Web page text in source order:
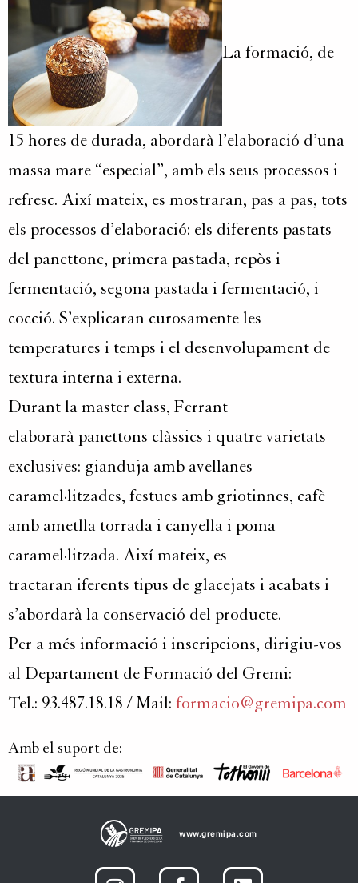
La formació, de
15 hores de durada, abordarà l’elaboració d’una
massa mare “especial”, amb els seus processos i
refresc. Així mateix, es mostraran, pas a pas, tots
els processos d’elaboració: els diferents pastats
del panettone, primera pastada, repòs i
fermentació, segona pastada i fermentació, i
cocció. S’explicaran curosamente les
temperatures i temps i el desenvolupament de
textura interna i externa.
Durant la master class, Ferrant
elaborarà panettons clàssics i quatre varietats
exclusives: gianduja amb avellanes
caramel·litzades, festucs amb griotinnes, cafè
amb ametlla torrada i canyella i poma
caramel·litzada. Així mateix, es
tractaran iferents tipus de glacejats i acabats i
s’abordarà la conservació del producte.
Per a més informació i inscripcions, dirigiu-vos
al Departament de Formació del Gremi:
Tel.: 93.487.18.18 / Mail: formacio@gremipa.com
Amb el suport de:
www.gremipa.com